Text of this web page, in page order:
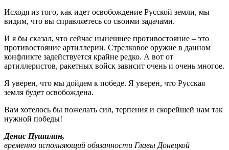
Исходя из того, как идет освобождение Русской земли, мы
видим, что вы справляетесь со своими задачами.
И я бы сказал, что сейчас нынешнее противостояние – это
противостояние артиллерии. Стрелковое оружие в данном
конфликте задействуется крайне редко. А вот от
артиллеристов, ракетных войск зависит очень и очень многое.
Я уверен, что мы дойдем к победе. Я уверен, что Русская
земля будет освобождена.
Вам хотелось бы пожелать сил, терпения и скорейшей нам так
нужной победы!
Денис Пушилин,
временно исполняющий обязанности Главы Донецкой